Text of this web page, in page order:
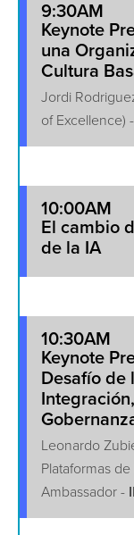
9:30AM
Keynote
una
Cultura
Jordi
of Excellence) -
10:00AM
El cambio
de la IA
10:30AM
Keynote
Desafío de
Leonardo
Plataformas
Ambassador -